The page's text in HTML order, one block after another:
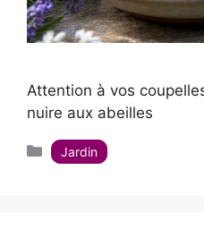
Attention à vos
nuire aux abeilles
Catégories
Jardin